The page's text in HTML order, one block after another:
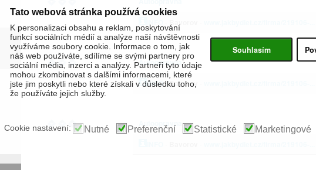
INFO
Bavorov
Autoopravna
INFO-Bavorov
Autoopravna
Tato webová stránka používá cookies
K personalizaci obsahu a reklam, poskytování
funkcí sociálních médií a analýze naší návštěvnosti
využíváme soubory cookie. Informace o tom, jak
náš web používáte, sdílíme se svými partnery pro
sociální média, inzerci a analýzy. Partneři tyto údaje
mohou zkombinovat s dalšími informacemi, které
jste jim poskytli nebo které získali v důsledku toho,
že používáte jejich služby.
Souhlasím
Cookie nastavení: Nutné Preferenční Statistické Marketingové